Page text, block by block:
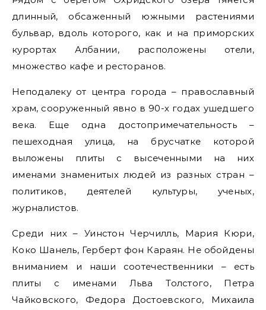
длинный, обсаженный южными растениями
бульвар, вдоль которого, как и на приморских
курортах Албании, расположены отели,
множество кафе и ресторанов.
Неподалеку от центра города – православный
храм, сооруженный явно в 90-х годах ушедшего
века. Еще одна достопримечательность –
пешеходная улица, на брусчатке которой
выложены плиты с высеченными на них
именами знаменитых людей из разных стран –
политиков, деятелей культуры, ученых,
журналистов.
Среди них – Уинстон Черчилль, Мария Кюри,
Коко Шанель, Герберт фон Караян. Не обойдены
вниманием и наши соотечественники – есть
плиты с именами Льва Толстого, Петра
Чайковского, Федора Достоевского, Михаила